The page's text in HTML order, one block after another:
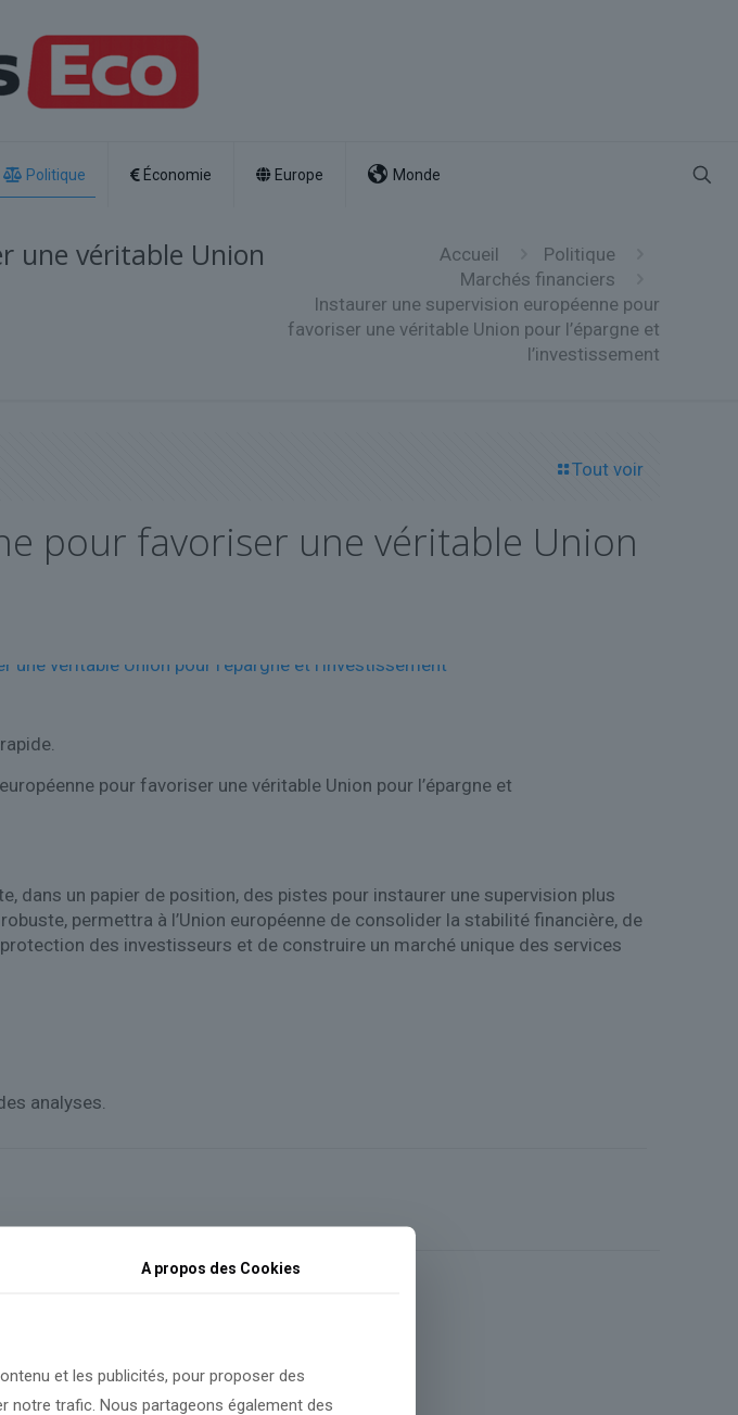
Politique Économie Europe Monde
une véritable Union Accueil
Politique
Marchés financiers
Instaurer une supervision européenne pour
favoriser une véritable Union pour l’épargne et
l’investissement
Tout voir
pour favoriser une véritable Union
pour favoriser une véritable Union pour l’épargne et
dans un papier de position, des pistes pour instaurer une supervision plus
permettra à l’Union européenne de consolider la stabilité financière, de
des investisseurs et de construire un marché unique des services
analyses.
A propos des Cookies
et les publicités, pour proposer des
notre trafic. Nous partageons également des